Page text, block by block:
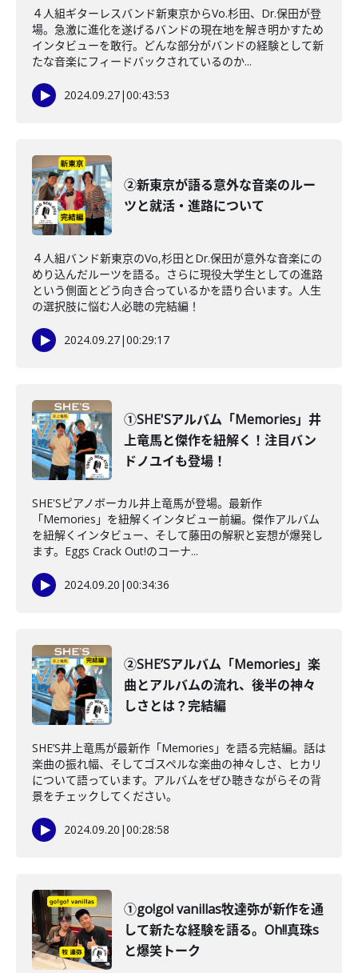
４人組ギターレスバンド新東京からVo.杉田、Dr.保田が登
場。急激に進化を遂げるバンドの現在地を解き明かすため
インタビューを敢行。どんな部分がバンドの経験として新
たな音楽にフィードバックされているのか...
2024.09.27|00:43:53
②新東京が語る意外な音楽のルー
ツと就活・進路について
４人組バンド新東京のVo,杉田とDr.保田が意外な音楽にの
めり込んだルーツを語る。さらに現役大学生としての進路
という側面とどう向き合っているかを語り合います。人生
の選択肢に悩む人必聴の完結編！
2024.09.27|00:29:17
①SHE'Sアルバム「Memories」井
上竜馬と傑作を紐解く！注目バン
ドノユイも登場！
SHE'Sピアノボーカル井上竜馬が登場。最新作
「Memories」を紐解くインタビュー前編。傑作アルバム
を紐解くインタビュー、そして藤田の解釈と妄想が爆発し
ます。Eggs Crack Out!のコーナ...
2024.09.20 |00:34:36
②SHE’Sアルバム「Memories」楽
曲とアルバムの流れ、後半の神々
しさとは？完結編
SHE’S井上竜馬が最新作「Memories」を語る完結編。話は
楽曲の振れ幅、そしてゴスペルな楽曲の神々しさ、ヒカリ
について語っています。アルバムをぜひ聴きながらその背
景をチェックしてください。
2024.09.20 |00:28:58
①go!go! vanillas牧達弥が新作を通
して新たな経験を語る。Oh!!真珠s
と爆笑トーク